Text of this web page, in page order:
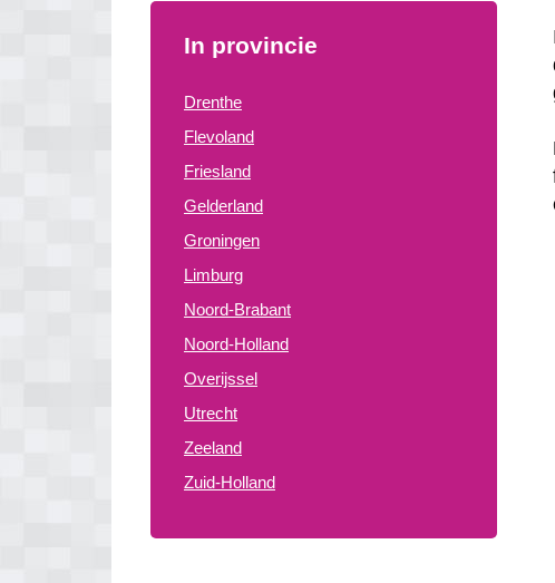
In provincie
Drenthe
Flevoland
Friesland
Gelderland
Groningen
Limburg
Noord-Brabant
Noord-Holland
Overijssel
Utrecht
Zeeland
Zuid-Holland